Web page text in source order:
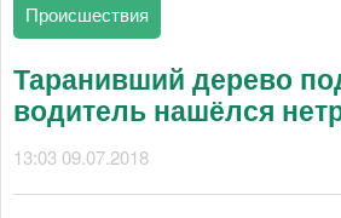
Происшествия
Таранивший дерево
водитель нашёлся
13:03 09.07.2018